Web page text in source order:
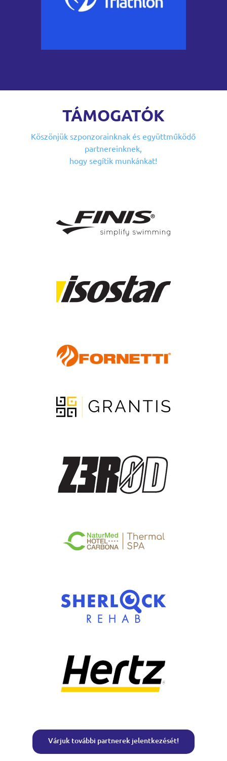
TÁMOGATÓK
Köszönjük szponzorainknakés együttműködő
partnereinknek,
hogy segítik munkánkat!
Várjuk további partnerek jelentkezését!